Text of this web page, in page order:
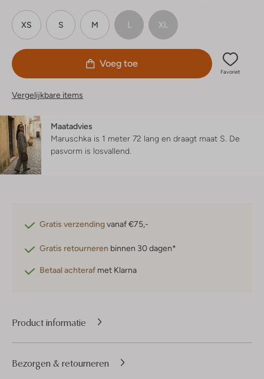
XS S M L XL
Voeg toe
Favoriet
Vergelijkbare items
Maatadvies
Maruschka is 1 meter 72 lang en draagt maat S. De
pasvorm is losvallend
Gratis verzendingvanaf €75,-
Gratis retourneren binnen 30 dagen*
Betaal achteraf met Klarna
Product informatie
Bezorgen & retourneren